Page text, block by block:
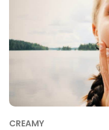
CREAMY